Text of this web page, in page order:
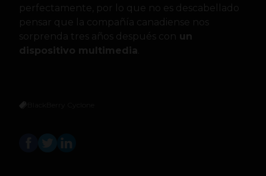
perfectamente, por lo que no es descabellado
pensar que la compañía canadiense nos
sorprenda tres años después con un
dispositivo multimedia